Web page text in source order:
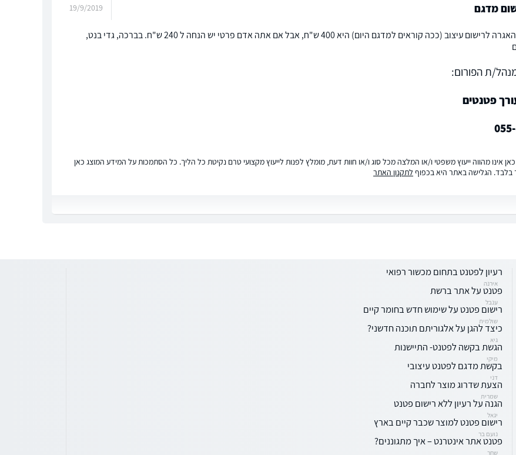
מדגם 19/9/2019
שלום דולב, האגרה לרישום עיצוב (ככה קוראים למדגם היום) היא 400 ש"ח, אבל אם אתה אדם פרטי יש הנחה ל 240 ש"ח. בברכה, גדי בנט,
ת הפורום:
פטנטים
אינו מהווה ייעוץ משפטי ו/או המלצה מכל סוג ו/או חוות דעת, מומלץ לפנות לייעוץ מקצועי טרם נקיטת כל הליך. כל הסתמכות על המידע המוצג כאן
בלבד. הגלישה באתר היא בכפוף לתקנון האתר
רעיון לפטנט בתחום מכשור רפואי
אירנה
פטנט על אתר ברשת
ענבל
רישום פטנט על שימוש חדש בחומר קיים
שולמית
כיצד להגן על אלגוריתם תוכנה חדשני?
גיא
הגשת בקשה לפטנט- התיישנות
מיקי
בקשת מדגם לפטנט עיצובי
דני
הצעת שדרוג מוצר לחברה
שמרית
הגנה על רעיון ללא רישום פטנט
יגאל
רישום פטנט למוצר שכבר קיים בארץ
נועם בר
פטנט אתר אינטרנט – איך מתגוננים?
שחר